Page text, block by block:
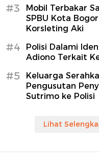
#3
Mobil Terbakar
SPBU Kota
Korsleting Aki
#4
Polisi Dalami
Adiono Terkait
#5
Keluarga
Pengusutan
Sutrimo ke Polisi
Lihat